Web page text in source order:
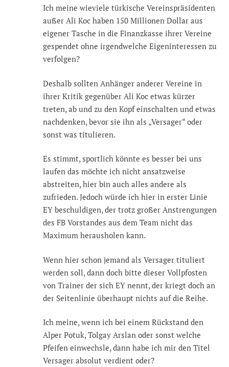
Ich meine wieviele türkische Vereinspräsidenten
außer Ali Koc haben 150 Millionen Dollar aus
eigener Tasche in die Finanzkasse ihrer Vereine
gespendet ohne irgendwelche Eigeninteressen zu
verfolgen?
Deshalb sollten Anhänger anderer Vereine in
ihrer Kritik gegenüber Ali Koc etwas kürzer
treten, ab und zu den Kopf einschalten und etwas
nachdenken, bevor sie ihn als „Versager“ oder
sonst was titulieren.
Es stimmt, sportlich könnte es besser bei uns
laufen das möchte ich nicht ansatzweise
abstreiten, hier bin auch alles andere als
zufrieden. Jedoch würde ich hier in erster Linie
EY beschuldigen, der trotz großer Anstrengungen
des FB Vorstandes aus dem Team nicht das
Maximum herausholen kann.
Wenn hier schon jemand als Versager tituliert
werden soll, dann doch bitte dieser Vollpfosten
von Trainer der sich EY nennt, der kriegt doch an
der Seitenlinie überhaupt nichts auf die Reihe.
Ich meine, wenn ich bei einem Rückstand den
Alper Potuk, Tolgay Arslan oder sonst welche
Pfeifen einwechsle, dann habe ich mir den Titel
Versager absolut verdient oder?